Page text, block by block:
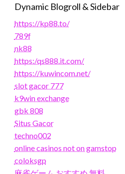
Dynamic Blogroll & Sidebar
https://kp88.to/
789f
nk88
https:/qs888.it.com/
https://kuwincom.net/
slot gacor 777
k9win exchange
gbk 808
Situs Gacor
techno002
online casinos not on gamstop
coloksgp